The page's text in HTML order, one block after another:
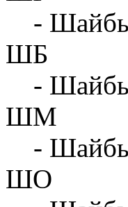
- Шайбы
ШБ
-
ШМ
-
ШО